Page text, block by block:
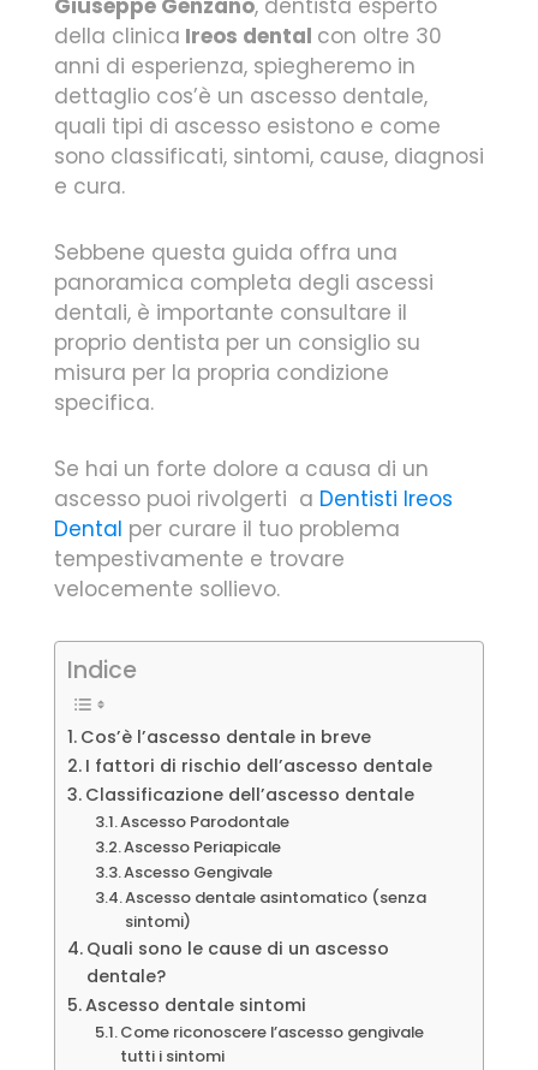
Giuseppe Genzano, dentista esperto
della clinica Ireos dental con oltre 30
anni di esperienza, spiegheremo in
dettaglio cos’è un ascesso dentale,
quali tipi di ascesso esistono e come
sono classificati, sintomi, cause, diagnosi
e cura.
Sebbene questa guida offra una
panoramica completa degli ascessi
dentali, è importante consultare il
proprio dentista per un consiglio su
misura per la propria condizione
specifica.
Se hai un forte dolore a causa di un
ascesso puoi rivolgerti a Dentisti Ireos
Dental per curare il tuo problema
tempestivamente e trovare
velocemente sollievo.
Indice
Cos’è l’ascesso dentale in breve
I fattori di rischio dell’ascesso dentale
Classificazione dell’ascesso dentale
Ascesso Parodontale
Ascesso Periapicale
Ascesso Gengivale
Ascesso dentale asintomatico (senza
sintomi)
Quali sono le cause di un ascesso
dentale?
Ascesso dentale sintomi
Come riconoscere l’ascesso gengivale
tutti i sintomi